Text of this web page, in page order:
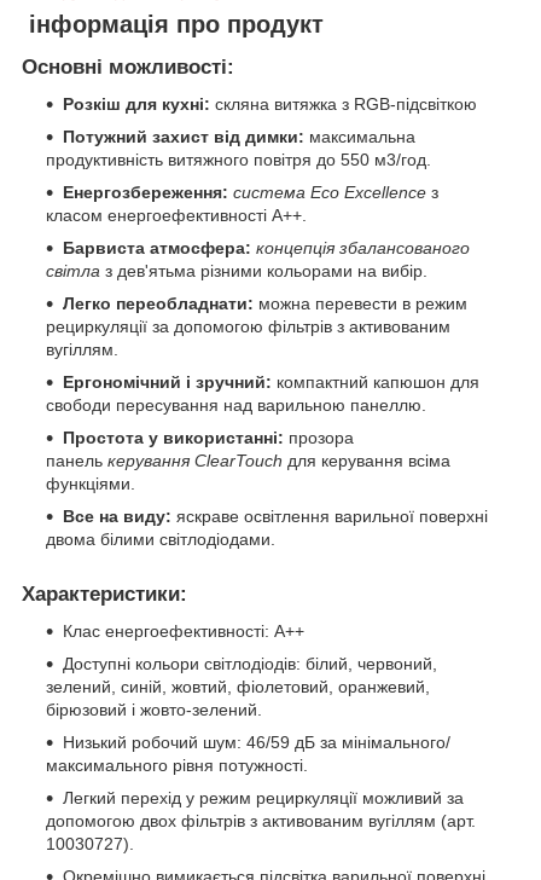
інформація про продукт
Основні можливості:
Розкіш для кухні: скляна витяжка з RGB-підсвіткою
Потужний захист від димки: максимальна
продуктивність витяжного повітря до 550 м3/год.
Енергозбереження: система Eco Excellence з
класом енергоефективності A++.
Барвиста атмосфера: концепція збалансованого
світла з дев'ятьма різними кольорами на вибір.
Легко переобладнати: можна перевести в режим
рециркуляції за допомогою фільтрів з активованим
вугіллям.
Ергономічний і зручний: компактний капюшон для
свободи пересування над варильною панеллю.
Простота у використанні: прозора
панель керування ClearTouch для керування всіма
функціями.
Все на виду: яскраве освітлення варильної поверхні
двома білими світлодіодами.
Характеристики:
Клас енергоефективності: А++
Доступні кольори світлодіодів: білий, червоний,
зелений, синій, жовтий, фіолетовий, оранжевий,
бірюзовий і жовто-зелений.
Низький робочий шум: 46/59 дБ за мінімального/
максимального рівня потужності.
Легкий перехід у режим рециркуляції можливий за
допомогою двох фільтрів з активованим вугіллям (арт.
10030727).
Окремішно вимикається підсвітка варильної поверхні.